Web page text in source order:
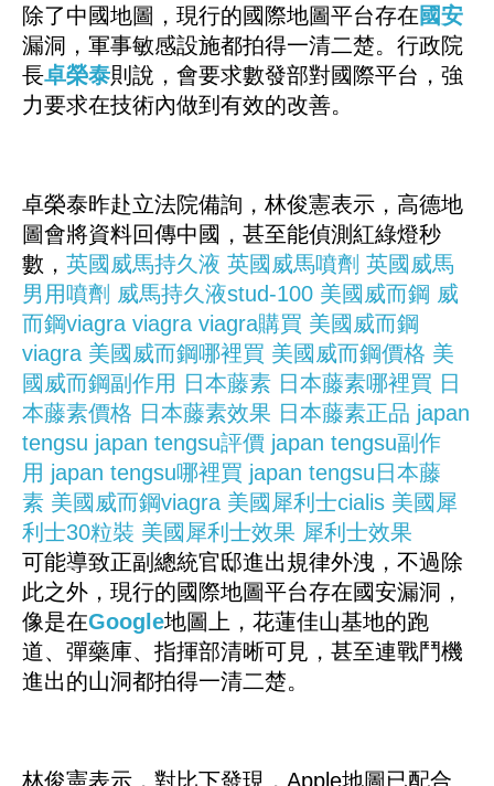
除了中國地圖，現行的國際地圖平台存在國安
漏洞，軍事敏感設施都拍得一清二楚。行政院
長卓榮泰則說，會要求數發部對國際平台，強
力要求在技術內做到有效的改善。
卓榮泰昨赴立法院備詢，林俊憲表示，高德地
圖會將資料回傳中國，甚至能偵測紅綠燈秒
數， 英國威馬持久液 英國威馬噴劑 英國威馬
男用噴劑 威馬持久液stud-100 美國威而鋼 威
而鋼viagra viagra viagra購買 美國威而鋼
viagra 美國威而鋼哪裡買 美國威而鋼價格 美
國威而鋼副作用 日本藤素 日本藤素哪裡買 日
本藤素價格 日本藤素效果 日本藤素正品 japan
tengsu japan tengsu評價 japan tengsu副作
用 japan tengsu哪裡買 japan tengsu日本藤
素 美國威而鋼viagra 美國犀利士cialis 美國犀
利士30粒裝 美國犀利士效果 犀利士效果
可能導致正副總統官邸進出規律外洩，不過除
此之外，現行的國際地圖平台存在國安漏洞，
像是在Google地圖上，花蓮佳山基地的跑
道、彈藥庫、指揮部清晰可見，甚至連戰鬥機
進出的山洞都拍得一清二楚。
林俊憲表示，對比下發現，Apple地圖已配合